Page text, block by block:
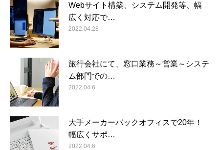
Webサイト構築、システム開発等、幅
広く対応で…
2022.04.28
旅行会社にて、窓口業務～営業～システ
ム部門での…
2022.04.6
大手メーカーバックオフィスで20年！
幅広くサポ…
2022.04.6